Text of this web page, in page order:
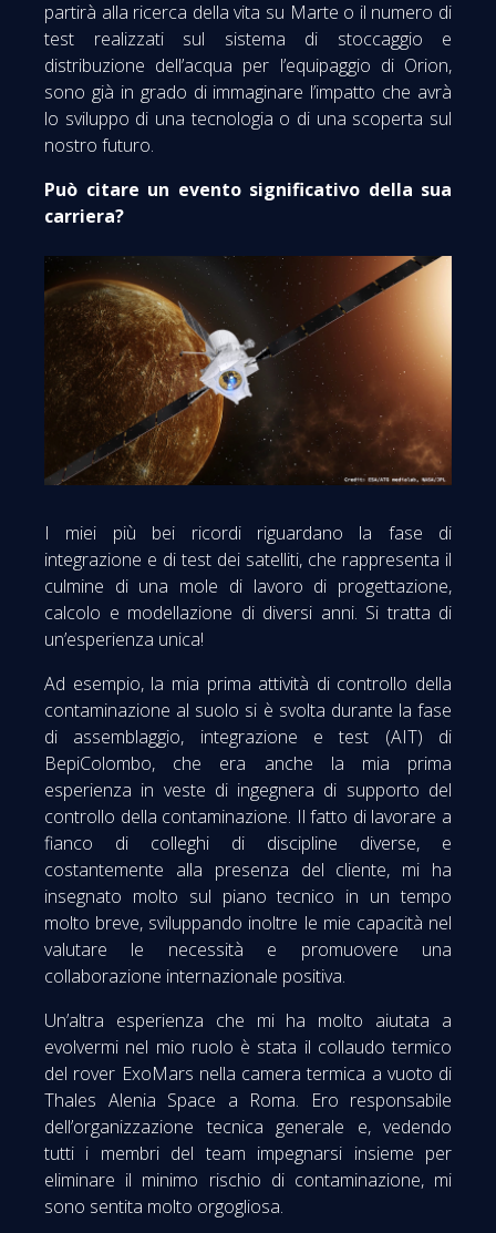
partirà alla ricerca della vita su Marte o il numero di
test realizzati sul sistema di stoccaggio e
distribuzione dell’acqua per l’equipaggio di Orion,
sono già in grado di immaginare l’impatto che avrà
lo sviluppo di una tecnologia o di una scoperta sul
nostro futuro.
Può citare un evento significativo della sua
carriera?
I miei più bei ricordi riguardano la fase di
integrazione e di test dei satelliti, che rappresenta il
culmine di una mole di lavoro di progettazione,
calcolo e modellazione di diversi anni. Si tratta di
un’esperienza unica!
Ad esempio, la mia prima attività di controllo della
contaminazione al suolo si è svolta durante la fase
di assemblaggio, integrazione e test (AIT) di
BepiColombo, che era anche la mia prima
esperienza in veste di ingegnera di supporto del
controllo della contaminazione. Il fatto di lavorare a
fianco di colleghi di discipline diverse, e
costantemente alla presenza del cliente, mi ha
insegnato molto sul piano tecnico in un tempo
molto breve, sviluppando inoltre le mie capacità nel
valutare le necessità e promuovere una
collaborazione internazionale positiva.
Un’altra esperienza che mi ha molto aiutata a
evolvermi nel mio ruolo è stata il collaudo termico
del rover ExoMars nella camera termica a vuoto di
Thales Alenia Space a Roma. Ero responsabile
dell’organizzazione tecnica generale e, vedendo
tutti i membri del team impegnarsi insieme per
eliminare il minimo rischio di contaminazione, mi
sono sentita molto orgogliosa.